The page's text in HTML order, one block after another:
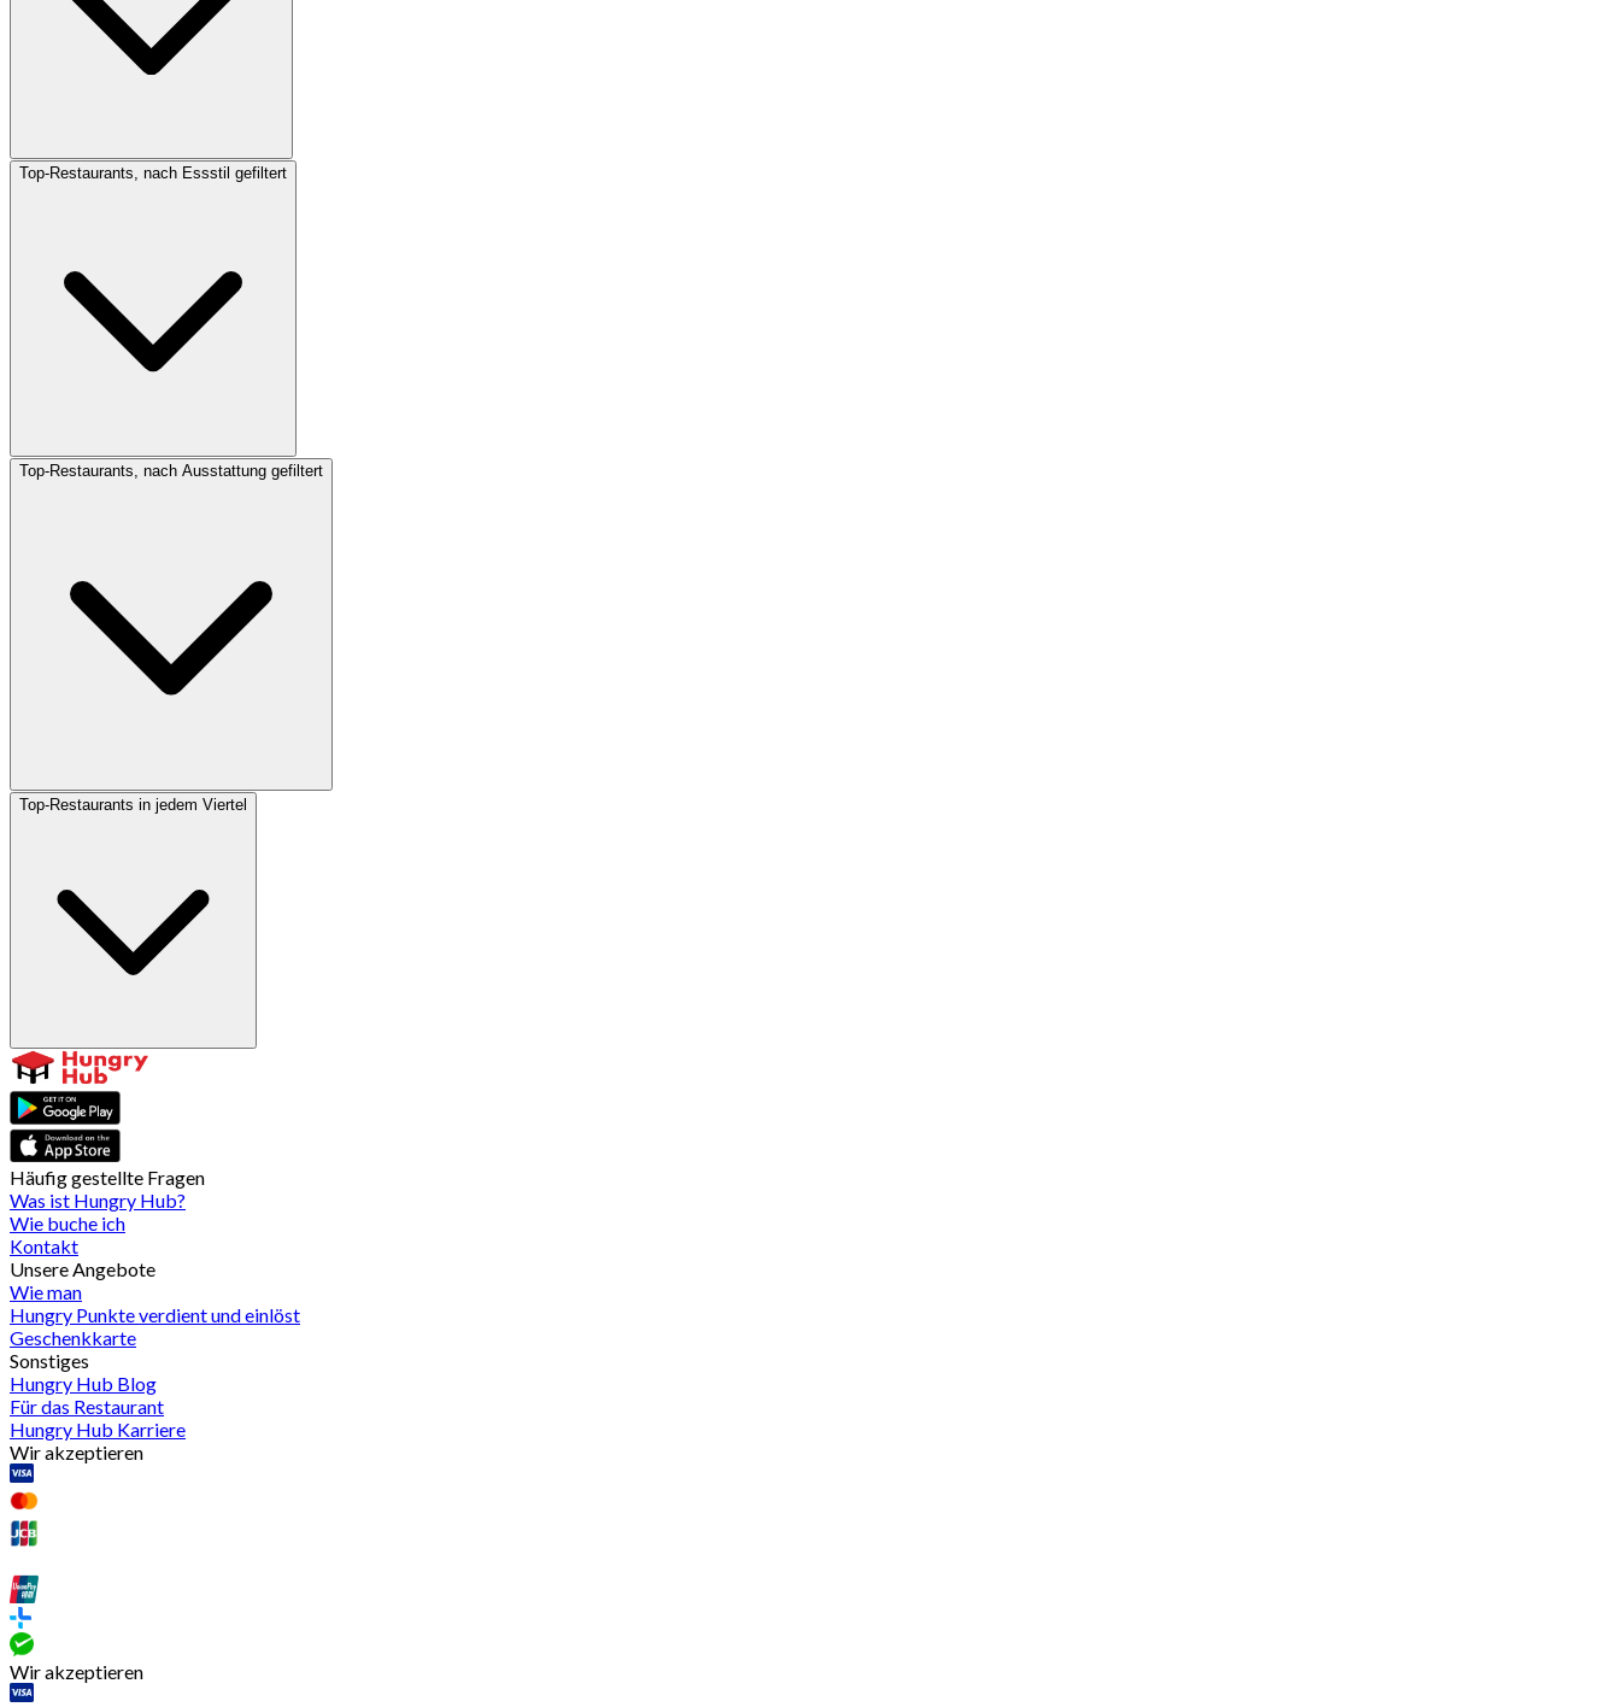
Top-Restaurants, nach Essstil gefiltert
Top-Restaurants, nach Ausstattung gefiltert
Top-Restaurants in jedem Viertel
Häufig gestellte Fragen
Was ist Hungry Hub?
Wie buche ich
Kontakt
Unsere Angebote
Wie man
Hungry Punkte verdient und einlöst
Geschenkkarte
Sonstiges
Hungry Hub Blog
Für das Restaurant
Hungry Hub Karriere
Wir akzeptieren
Wir akzeptieren